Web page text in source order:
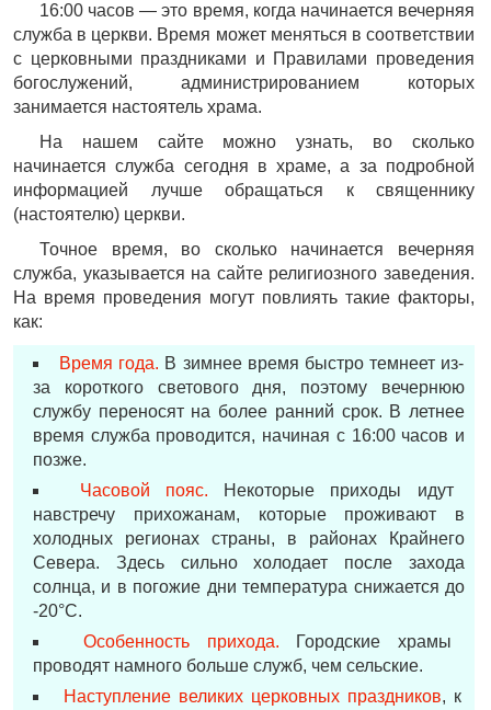
16:00 часов — это время, когда начинается вечерняя
служба в церкви. Время может меняться в соответствии
с церковными праздниками и Правилами проведения
богослужений, администрированием которых
занимается настоятель храма.
На нашем сайте можно узнать, во сколько
начинается служба сегодня в храме, а за подробной
информацией лучше обращаться к священнику
(настоятелю) церкви.
Точное время, во сколько начинается вечерняя
служба, указывается на сайте религиозного заведения.
На время проведения могут повлиять такие факторы,
как:
Время года. В зимнее время быстро темнеет из-
за короткого светового дня, поэтому вечернюю
службу переносят на более ранний срок. В летнее
время служба проводится, начиная с 16:00 часов и
позже.
Часовой пояс. Некоторые приходы идут
навстречу прихожанам, которые проживают в
холодных регионах страны, в районах Крайнего
Севера. Здесь сильно холодает после захода
солнца, и в погожие дни температура снижается до
-20°С.
Особенность прихода. Городские храмы
проводят намного больше служб, чем сельские.
Наступление великих церковных праздников, к